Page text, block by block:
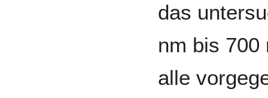
das
nm bis
alle